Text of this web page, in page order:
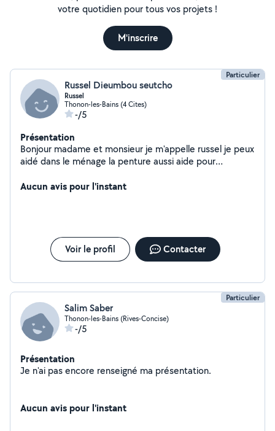
votre quotidien pour tous vos projets !
M'inscrire
Particulier
Russel Dieumbou seutcho
Russel
Thonon-les-Bains (4 Cites)
-/5
Présentation
Bonjour madame et monsieur je m'appelle russel je peux
aidé dans le ménage la penture aussi aide pour
Aucun avis pour l'instant
Voir le profil Contacter
Particulier
Salim Saber
Thonon-les-Bains (Rives-Concise)
-/5
Présentation
Je n'ai pas encore renseigné ma présentation.
Aucun avis pour l'instant